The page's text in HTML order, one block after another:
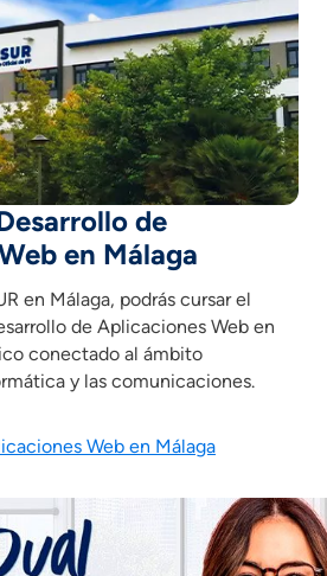
de
en Málaga
en Málaga, podrás cursar el
de Aplicaciones Web en
conectado al ámbito
y las comunicaciones.
Web en Málaga